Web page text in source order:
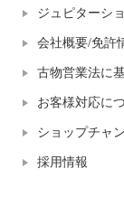
ジュピターシ
会社概要/免許
古物営業法に
お客様対応に
ショップチャ
採用情報